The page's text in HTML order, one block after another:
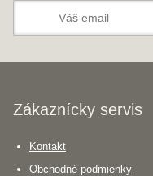
Zákaznícky servis
Kontakt
Obchodné podmienky